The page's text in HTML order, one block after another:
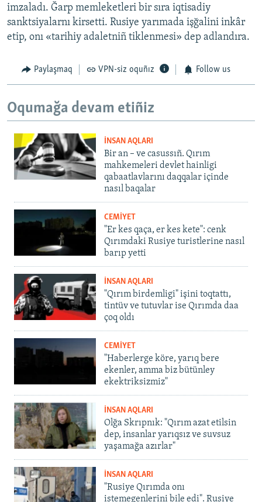
imzaladı. Ğarp memleketleri bir sıra iqtisadiy
sanktsiyalarnı kirsetti. Rusiye yarımada işğalini inkâr
etip, onı «tarihiy adaletniñ tiklenmesi» dep adlandıra.
Paylaşmaq VPN-siz oquñız Follow us
Oqumağa devam etiñiz
İNSAN AQLARI
Bir an – ve casussıñ. Qırım
mahkemeleri devlet hainligi
qabaatlavlarını daqqalar içinde
nasıl baqalar
CEMİYET
"Er kes qaça, er kes kete": cenk
Qırımdaki Rusiye turistlerine nasıl
barıp yetti
İNSAN AQLARI
"Qırım birdemligi" işini toqtattı,
tintüv ve tutuvlar ise Qırımda daa
çoq oldı
CEMİYET
"Haberlerge köre, yarıq bere
ekenler, amma biz bütünley
ekektriksizmiz"
İNSAN AQLARI
Olğa Skrıpnık: "Qırım azat etilsin
dep, insanlar yarıqsız ve suvsuz
yaşamağa azırlar"
İNSAN AQLARI
"Rusiye Qırımda onı
istemegenlerini bile edi". Rusiye